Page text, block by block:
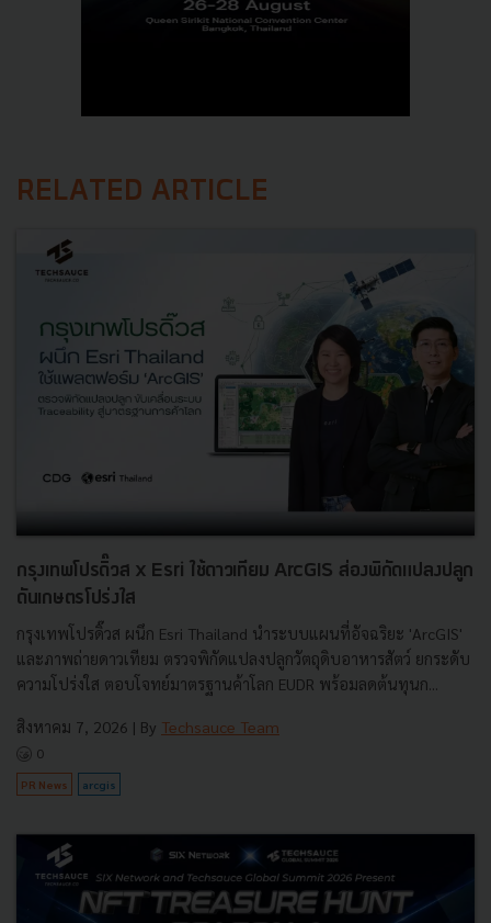
RELATED ARTICLE
กรุงเทพโปรดิ๊วส x Esri ใช้ดาวเทียม ArcGIS ส่องพิกัดแปลงปลูก
ดันเกษตรโปร่งใส
กรุงเทพโปรดิ๊วส ผนึก Esri Thailand นำระบบแผนที่อัจฉริยะ 'ArcGIS'
และภาพถ่ายดาวเทียม ตรวจพิกัดแปลงปลูกวัตถุดิบอาหารสัตว์ ยกระดับ
ความโปร่งใส ตอบโจทย์มาตรฐานค้าโลก EUDR พร้อมลดต้นทุนก...
สิงหาคม 7, 2026 | By Techsauce Team
0
PR News arcgis